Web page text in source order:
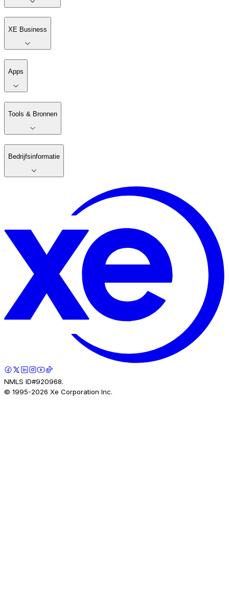
XE Business
Apps
Tools & Bronnen
Bedrijfsinformatie
NMLS ID#920968.
© 1995-2026 Xe Corporation Inc.